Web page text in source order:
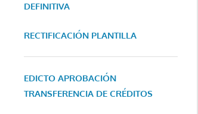
DEFINITIVA
RECTIFICACIÓN PLANTILLA
EDICTO APROBACIÓN
TRANSFERENCIA DE CRÉDITOS